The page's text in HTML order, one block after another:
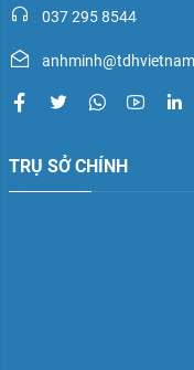
037 295 8544
TRỤ SỞ CHÍNH